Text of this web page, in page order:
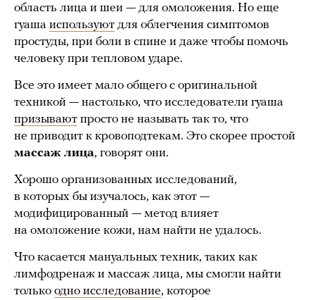
область лица и шеи — для омоложения. Но еще
гуаша используют для облегчения симптомов
простуды, при боли в спине и даже чтобы помочь
человеку при тепловом ударе.
Все это имеет мало общего с оригинальной
техникой — настолько, что исследователи гуаша
призывают просто не называть так то, что
не приводит к кровоподтекам. Это скорее простой
массаж лица, говорят они.
Хорошо организованных исследований,
в которых бы изучалось, как этот —
модифицированный — метод влияет
на омоложение кожи, нам найти не удалось.
Что касается мануальных техник, таких как
лимфодренаж и массаж лица, мы смогли найти
только одно исследование, которое